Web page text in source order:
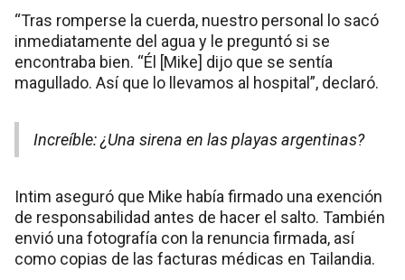
“Tras romperse la cuerda, nuestro personal lo sacó
inmediatamente del agua y le preguntó si se
encontraba bien. “Él [Mike] dijo que se sentía
magullado. Así que lo llevamos al hospital”, declaró.
Increíble: ¿Una sirena en las playas argentinas?
Intim aseguró que Mike había firmado una exención
de responsabilidad antes de hacer el salto. También
envió una fotografía con la renuncia firmada, así
como copias de las facturas médicas en Tailandia.